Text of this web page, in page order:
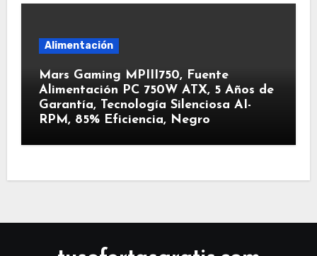
Alimentación
Mars Gaming MPIII750, Fuente
Alimentación PC 750W ATX, 5 Años de
Garantía, Tecnología Silenciosa AI-
RPM, 85% Eficiencia, Negro